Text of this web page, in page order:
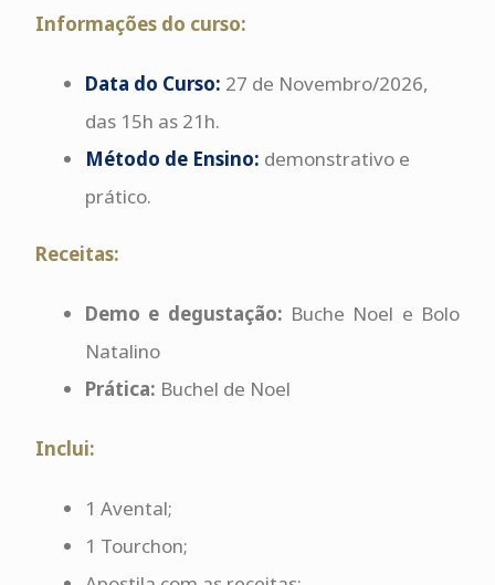
Informações do curso:
Data do Curso: 27 de Novembro/2026,
das 15h as 21h.
Método de Ensino: demonstrativo e
prático.
Receitas:
Demo e degustação: Buche Noel e Bolo
Natalino
Prática: Buchel de Noel
Inclui:
1 Avental;
1 Tourchon;